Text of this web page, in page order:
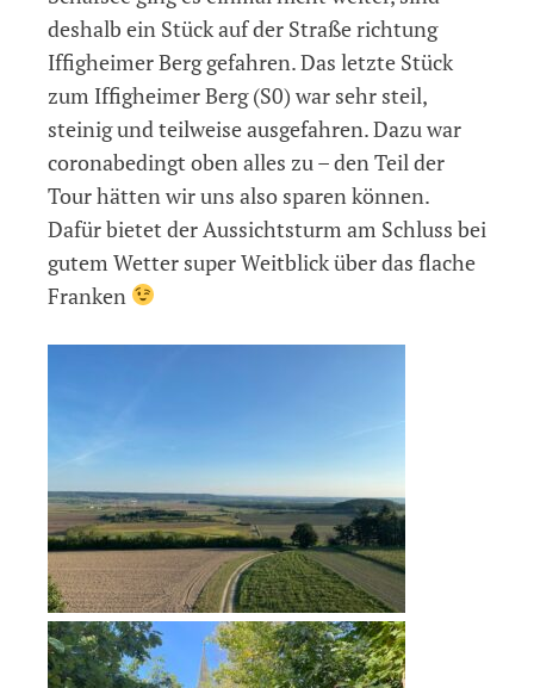
deshalb ein Stück auf der Straße richtung
Iffigheimer Berg gefahren. Das letzte Stück
zum Iffigheimer Berg (S0) war sehr steil,
steinig und teilweise ausgefahren. Dazu war
coronabedingt oben alles zu – den Teil der
Tour hätten wir uns also sparen können.
Dafür bietet der Aussichtsturm am Schluss bei
gutem Wetter super Weitblick über das flache
Franken